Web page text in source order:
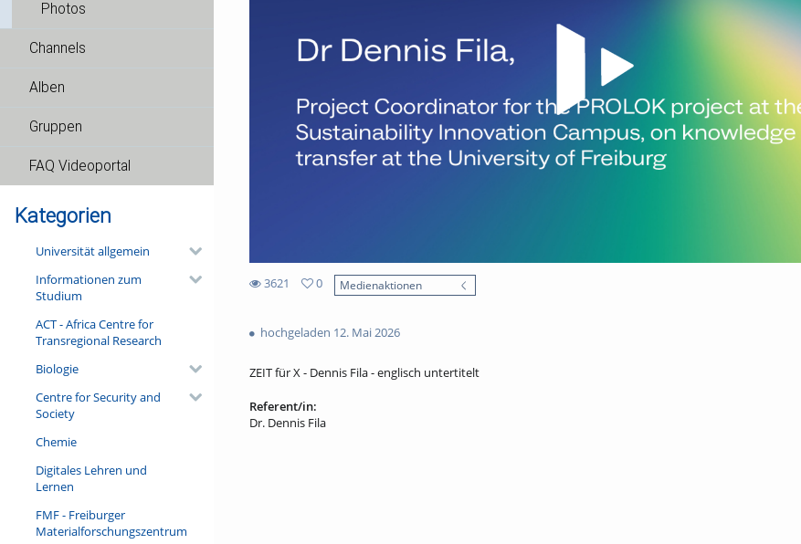
Photos
Channels
Alben
Gruppen
FAQ Videoportal
Kategorien
Universität allgemein
Informationen zum
Studium
ACT - Africa Centre for
Transregional Research
Biologie
Centre for Security and
Society
Chemie
Digitales Lehren und
Lernen
FMF - Freiburger
Materialforschungszentrum
Video abspielen
3621
views
0
Medienaktionen
hochgeladen 12. Mai 2026
ZEIT für X - Dennis Fila - englisch untertitelt
Referent/in:
Dr. Dennis Fila